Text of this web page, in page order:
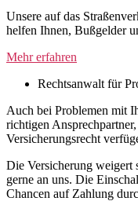
Unsere auf das
helfen Ihnen, Bußgelder
Mehr erfahren
Rechtsanwalt für
Auch bei Problemen mit
richtigen
Versicherungsrecht
Die Versicherung weigert
gerne an uns. Die
Chancen auf Zahlung